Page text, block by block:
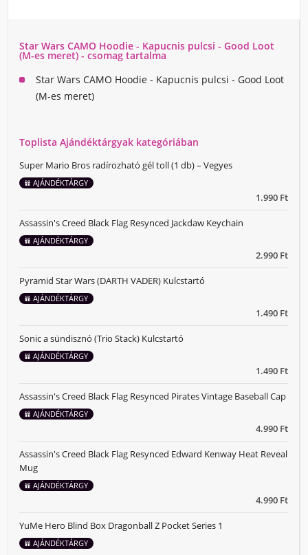
Star Wars CAMO Hoodie - Kapucnis pulcsi - Good Loot
(M-es meret) - csomag tartalma
Star Wars CAMO Hoodie - Kapucnis pulcsi - Good Loot
(M-es meret)
Toplista Ajándéktárgyak kategóriában
1.990 Ft
Super Mario Bros radírozható gél toll (1 db) – Vegyes
AJÁNDÉKTÁRGY
2.990 Ft
Assassin's Creed Black Flag Resynced Jackdaw Keychain
AJÁNDÉKTÁRGY
1.490 Ft
Pyramid Star Wars (DARTH VADER) Kulcstartó
AJÁNDÉKTÁRGY
1.490 Ft
Sonic a sündisznó (Trio Stack) Kulcstartó
AJÁNDÉKTÁRGY
4.990 Ft
Assassin's Creed Black Flag Resynced Pirates Vintage Baseball Cap
AJÁNDÉKTÁRGY
4.990 Ft
Assassin's Creed Black Flag Resynced Edward Kenway Heat Reveal
Mug
AJÁNDÉKTÁRGY
YuMe Hero Blind Box Dragonball Z Pocket Series 1
AJÁNDÉKTÁRGY